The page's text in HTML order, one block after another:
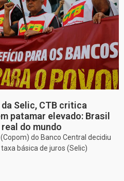
Selic, CTB critica
patamar elevado: Brasil
do mundo
do Banco Central decidiu
básica de juros (Selic)